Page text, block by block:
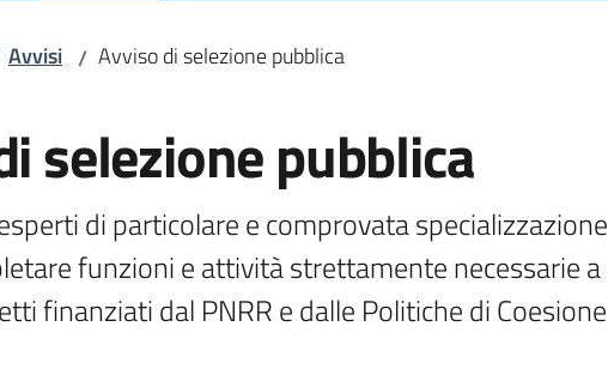
Avvisi / Avviso di selezione pubblica
selezione pubblica
di particolare e comprovata specializzazione
funzioni e attività strettamente necessarie a
finanziati dal PNRR e dalle Politiche di Coesione